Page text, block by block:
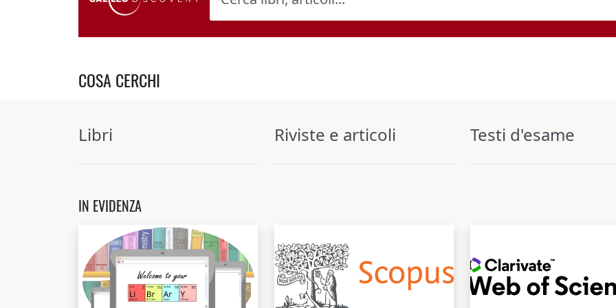
COSA CERCHI
Libri Riviste e articoli Testi d'esame
IN EVIDENZA